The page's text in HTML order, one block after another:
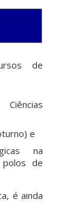
de
e
na
polos de
é ainda